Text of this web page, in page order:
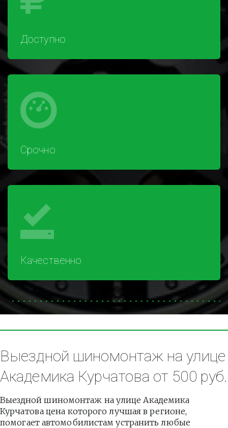
Доступно
Срочно
Качественно
Выездной шиномонтаж на улице
Академика Курчатова от 500 руб.
Выездной шиномонтаж на улице Академика
Курчатова цена которого лучшая в регионе,
помогает автомобилистам устранить любые